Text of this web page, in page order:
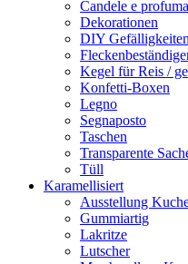
Candele e
Dekorationen
DIY Gefälligkeiten
Kegel für Reis /
Konfetti-Boxen
Legno
Segnaposto
Taschen
Transparente
Tüll
Karamellisiert
Ausstellung
Gummiartig
Lakritze
Lutscher